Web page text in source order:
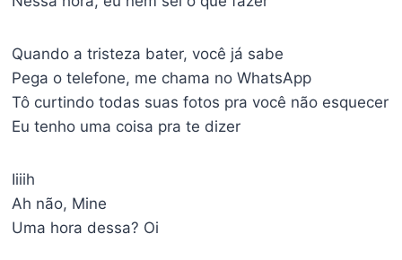
Quando a tristeza bater, você já sabe
Pega o telefone, me chama no WhatsApp
Tô curtindo todas suas fotos pra você não esquecer
Eu tenho uma coisa pra te dizer
Iiiih
Ah não, Mine
Uma hora dessa? Oi